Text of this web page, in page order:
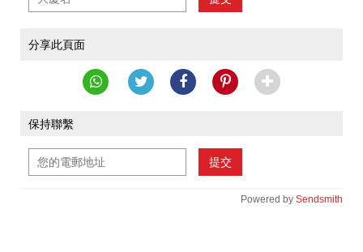
分享此頁面
保持聯繫
提交
Powered by Sendsmith